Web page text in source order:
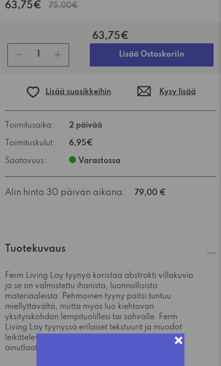
63,75€ 75,00€
63,75€
Lisää Ostoskoriin
Lisää suosikkeihin Kysy lisää
Toimitusaika: 2 päivää
Toimituskulut: 6,95€
Saatavuus: Varastossa
Alin hinta 30 päivän aikana: 79,00 €
Tuotekuvaus
Ferm Living Lay tyynyä koristaa abstrakti villakuvio
ja se on valmistettu ihanista, luonnollisista
materiaaleista. Pehmoinen tyyny paitsi tuntuu
miellyttävältä, mutta myös luo kiehtovan
yksityiskohdan lempituolillesi tai sohvalle. Ferm
Living Lay tyynyssä erilaiset tekstuurit ja muodot
leikittelevät keskenään antaen tyynylle
ainutlaatuisen ilmeen.